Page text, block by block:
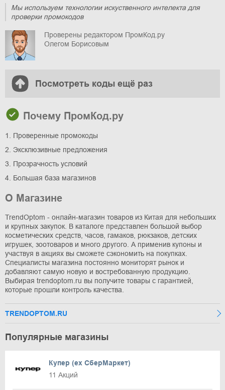
Мы используем технологии искуственного интелекта для
проверки промокодов
Проверены редактором ПромКод.ру
Олегом Борисовым
Посмотреть коды ещё раз
Почему ПромКод.ру
1. Проверенные промокоды
2. Эксклюзивные предложения
3. Прозрачность условий
4. Большая база магазинов
О Магазине
TrendOptom - онлайн-магазин товаров из Китая для небольших
и крупных закупок. В каталоге представлен большой выбор
косметических средств, часов, гамаков, рюкзаков, детских
игрушек, зоотоваров и много другого. А применив купоны и
участвуя в акциях вы сможете сэкономить на покупках.
Специалисты магазина постоянно мониторят рынок и
добавляют самую новую и востребованную продукцию.
Выбирая trendoptom.ru вы получите товары с гарантией,
которые прошли контроль качества.
TRENDOPTOM.RU
Популярные магазины
Купер (ex СберМаркет)
11 Акций